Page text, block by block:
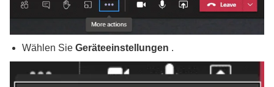
Wählen Sie Geräteeinstellungen .